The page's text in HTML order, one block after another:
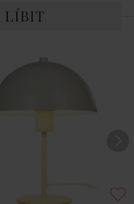
LÍBIT